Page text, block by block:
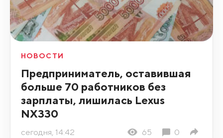
НОВОСТИ
Предприниматель, оставившая
больше 70 работников без
зарплаты, лишилась Lexus
NX330
сегодня, 14:42 65 0